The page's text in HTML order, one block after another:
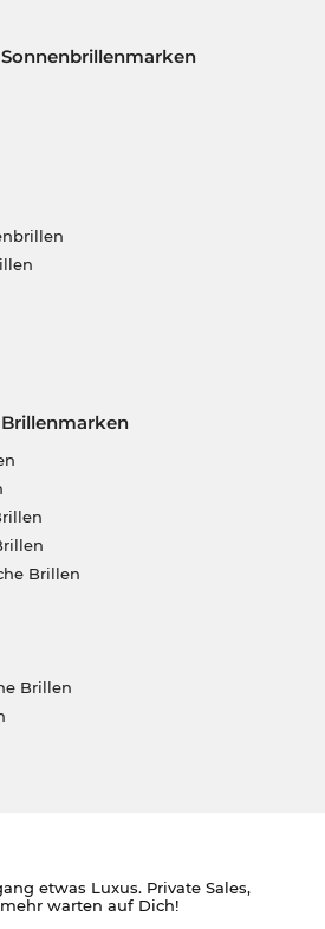
Brillen
Brillen
etwas Luxus. Private Sales,
warten auf Dich!